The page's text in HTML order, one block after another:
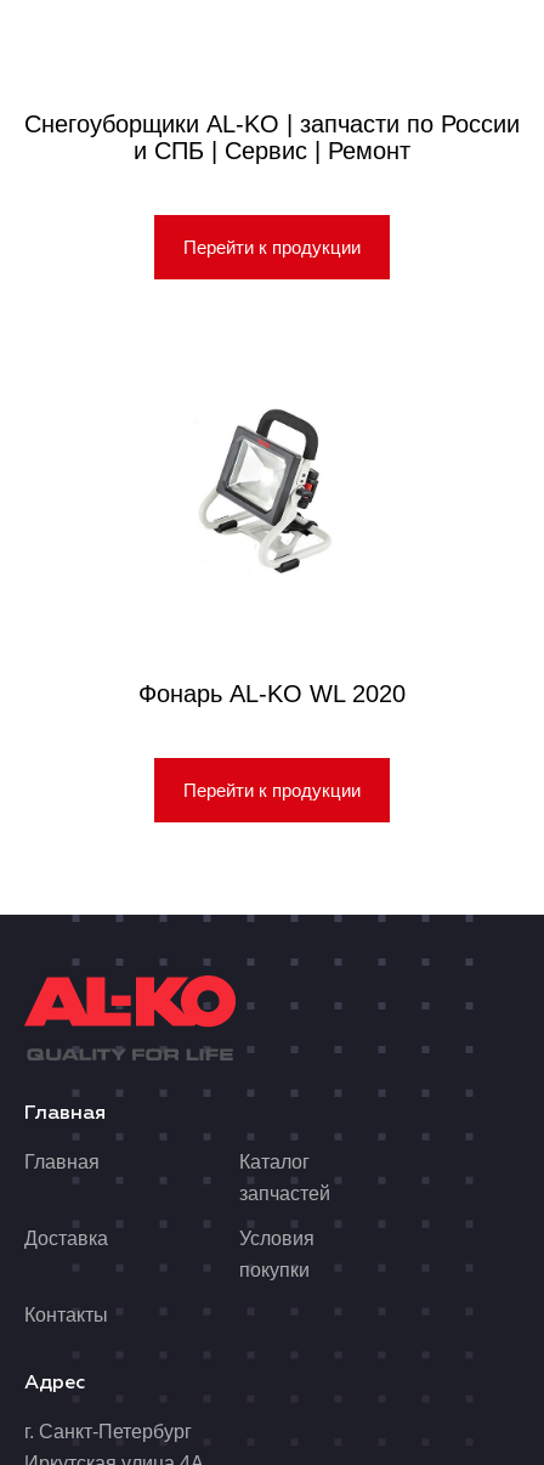
Снегоуборщики AL-KO | запчасти по России
и СПБ | Сервис | Ремонт
Перейти к продукции
Фонарь AL-KO WL 2020
Перейти к продукции
Главная
Главная
Каталог
запчастей
Доставка
Условия
покупки
Контакты
Адрес
г. Санкт-Петербург